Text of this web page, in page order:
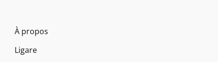
À propos
Ligare